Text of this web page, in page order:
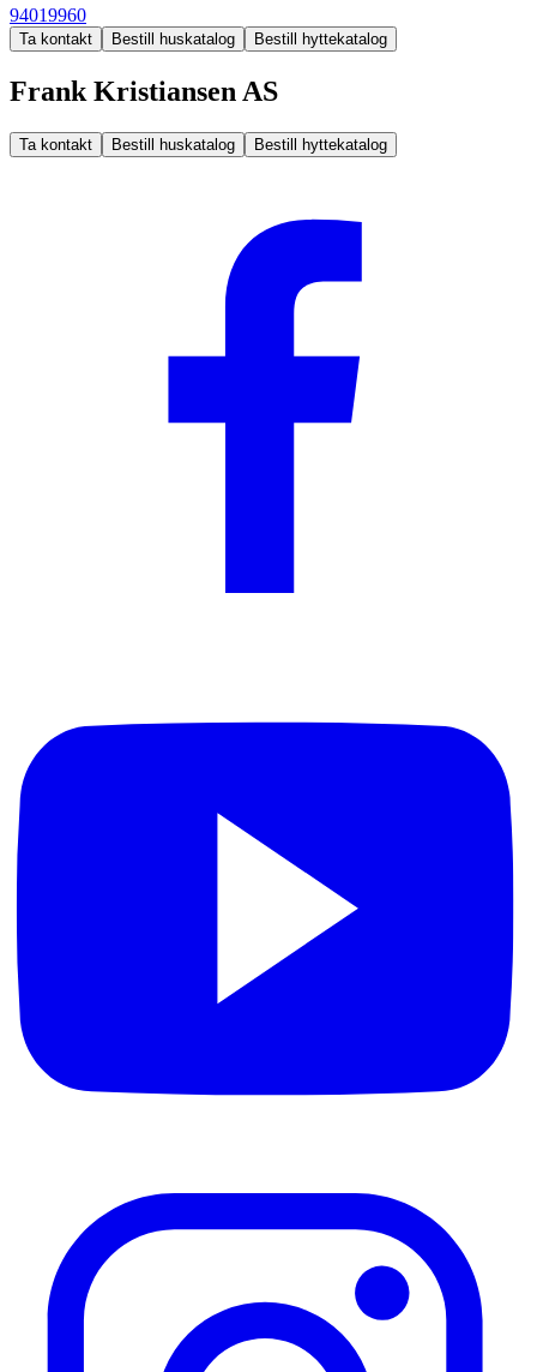
94019960
Ta kontakt Bestill huskatalog Bestill hyttekatalog
Frank Kristiansen AS
Ta kontakt Bestill huskatalog Bestill hyttekatalog